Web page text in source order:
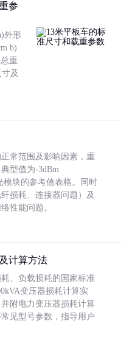
参
外形
b)
重
及
常范围及影响因素，重
型值为-3dBm
模块的参考值表格。同时
损耗、连接器问题）及
性能问题。
计算方法
、负载损耗的国家标准
变压器损耗计算实
附电力变压器损耗计算
见型号参数，指导用户